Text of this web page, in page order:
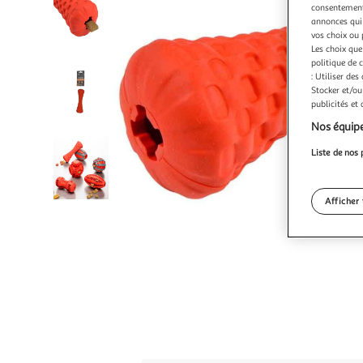
annonces
vos choix ou
Les choix
politique de
: Utiliser des
Stocker et/
publicités et
Nos
Liste de nos
Afficher